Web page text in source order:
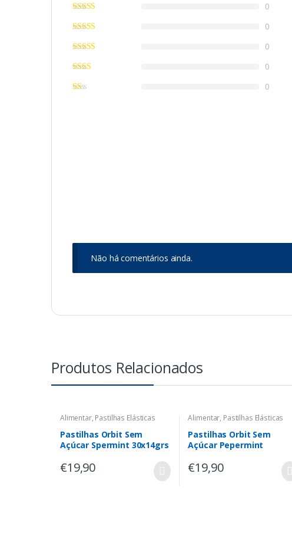
0
0
0
0
0
Não há comentários ainda.
Produtos Relacionados
Alimentar, Pastilhas Elásticas
Pastilhas Orbit Sem
Açúcar Spermint 30x14grs
€19,90
Alimentar, Pastilhas Elásticas
Pastilhas Orbit Sem
Açúcar Pepermint
€19,90